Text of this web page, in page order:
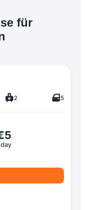
für
2 5